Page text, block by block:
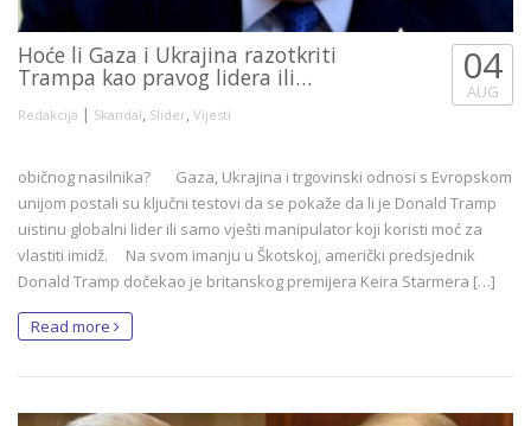
Hoće li Gaza i Ukrajina razotkriti
Trampa kao pravog lidera ili…
Redakcija | Skandal, Slider, Vijesti
04
AUG
običnog nasilnika? Gaza, Ukrajina i trgovinski odnosi s Evropskom
unijom postali su ključni testovi da se pokaže da li je Donald Tramp
uistinu globalni lider ili samo vješti manipulator koji koristi moć za
vlastiti imidž. Na svom imanju u Škotskoj, američki predsjednik
Donald Tramp dočekao je britanskog premijera Keira Starmera […]
Read more